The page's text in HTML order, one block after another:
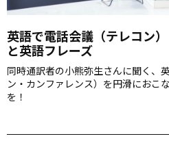
英語で電話会議（テレコン
と英語フレーズ
同時通訳者の小熊弥生さんに聞く、
ン・カンファレンス）を円滑におこ
を！